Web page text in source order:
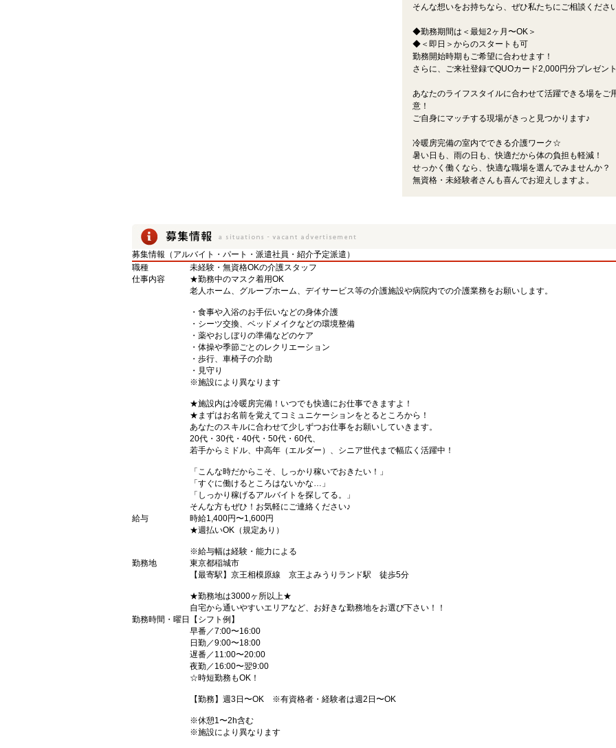
そんな想いをお持ちなら、ぜひ私たちにご相談くださ
◆勤務期間は＜最短2ヶ月〜OK＞
◆＜即日＞からのスタートも可
勤務開始時期もご希望に合わせます！
さらに、ご来社登録でQUOカード2,000円分プレゼン
あなたのライフスタイルに合わせて活躍できる場をご
意！
ご自身にマッチする現場がきっと見つかります♪
冷暖房完備の室内でできる介護ワーク☆
暑い日も、雨の日も、快適だから体の負担も軽減！
せっかく働くなら、快適な職場を選んでみませんか？
無資格・未経験者さんも喜んでお迎えしますよ。
募集情報（アルバイト・パート・派遣社員・紹介予定派遣）
職種
未経験・無資格OKの介護スタッフ
仕事内容
★勤務中のマスク着用OK
老人ホーム、グループホーム、デイサービス等の介護施設や病院内での介護業務をお願いします。
・食事や入浴のお手伝いなどの身体介護
・シーツ交換、ベッドメイクなどの環境整備
・薬やおしぼりの準備などのケア
・体操や季節ごとのレクリエーション
・歩行、車椅子の介助
・見守り
※施設により異なります
★施設内は冷暖房完備！いつでも快適にお仕事できますよ！
★まずはお名前を覚えてコミュニケーションをとるところから！
あなたのスキルに合わせて少しずつお仕事をお願いしていきます。
20代・30代・40代・50代・60代、
若手からミドル、中高年（エルダー）、シニア世代まで幅広く活躍中！
「こんな時だからこそ、しっかり稼いでおきたい！」
「すぐに働けるところはないかな…」
「しっかり稼げるアルバイトを探してる。」
そんな方もぜひ！お気軽にご連絡ください♪
給与
時給1,400円〜1,600円
★週払いOK（規定あり）
※給与幅は経験・能力による
勤務地
東京都稲城市
【最寄駅】京王相模原線 京王よみうりランド駅 徒歩5分
★勤務地は3000ヶ所以上★
自宅から通いやすいエリアなど、お好きな勤務地をお選び下さい！！
勤務時間・曜日
【シフト例】
早番／7:00〜16:00
日勤／9:00〜18:00
遅番／11:00〜20:00
夜勤／16:00〜翌9:00
☆時短勤務もOK！
【勤務】週3日〜OK ※有資格者・経験者は週2日〜OK
※休憩1〜2h含む
※施設により異なります